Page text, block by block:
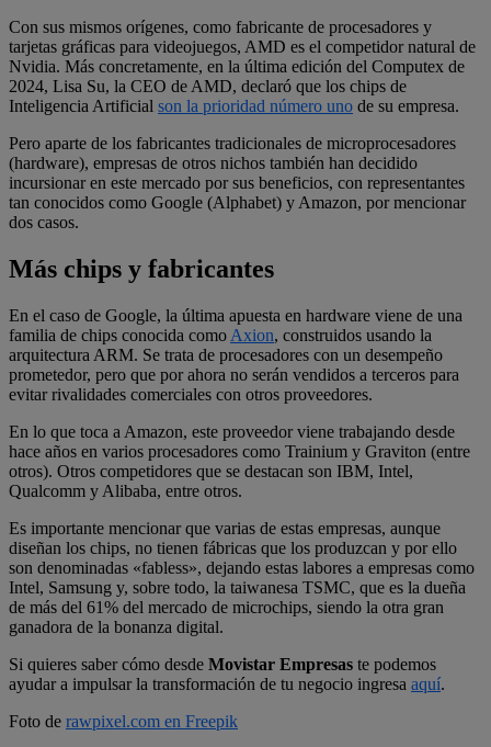
Con sus mismos orígenes, como fabricante de procesadores y
tarjetas gráficas para videojuegos, AMD es el competidor natural de
Nvidia. Más concretamente, en la última edición del Computex de
2024, Lisa Su, la CEO de AMD, declaró que los chips de
Inteligencia Artificial son la prioridad número uno de su empresa.
Pero aparte de los fabricantes tradicionales de microprocesadores
(hardware), empresas de otros nichos también han decidido
incursionar en este mercado por sus beneficios, con representantes
tan conocidos como Google (Alphabet) y Amazon, por mencionar
dos casos.
Más chips y fabricantes
En el caso de Google, la última apuesta en hardware viene de una
familia de chips conocida como Axion, construidos usando la
arquitectura ARM. Se trata de procesadores con un desempeño
prometedor, pero que por ahora no serán vendidos a terceros para
evitar rivalidades comerciales con otros proveedores.
En lo que toca a Amazon, este proveedor viene trabajando desde
hace años en varios procesadores como Trainium y Graviton (entre
otros). Otros competidores que se destacan son IBM, Intel,
Qualcomm y Alibaba, entre otros.
Es importante mencionar que varias de estas empresas, aunque
diseñan los chips, no tienen fábricas que los produzcan y por ello
son denominadas «fabless», dejando estas labores a empresas como
Intel, Samsung y, sobre todo, la taiwanesa TSMC, que es la dueña
de más del 61% del mercado de microchips, siendo la otra gran
ganadora de la bonanza digital.
Si quieres saber cómo desde Movistar Empresas te podemos
ayudar a impulsar la transformación de tu negocio ingresa aquí.
Foto de rawpixel.com en Freepik